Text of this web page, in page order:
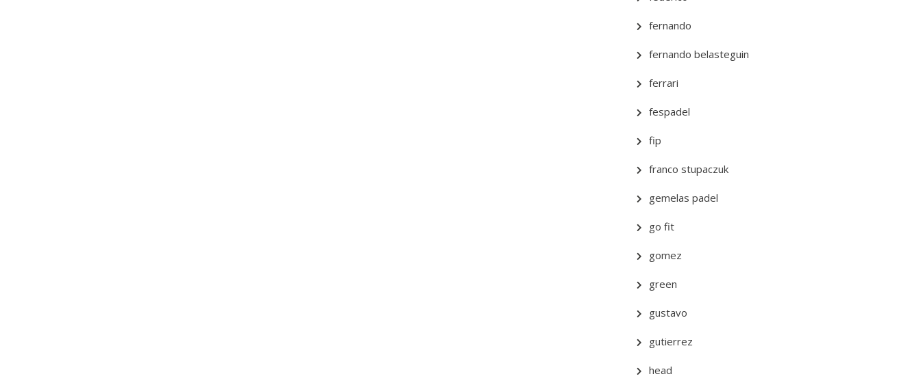
fernando
fernando belasteguin
ferrari
fespadel
fip
franco stupaczuk
gemelas padel
go fit
gomez
green
gustavo
gutierrez
head